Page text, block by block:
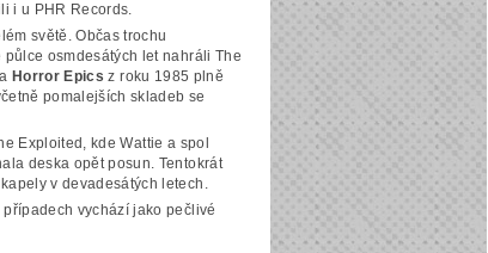
i u PHR Records.
světě. Občas trochu
osmdesátých let nahráli The
Horror Epics z roku 1985 plně
pomalejších skladeb se
Exploited, kde Wattie a spol
deska opět posun. Tentokrát
v devadesátých letech.
vychází jako pečlivé